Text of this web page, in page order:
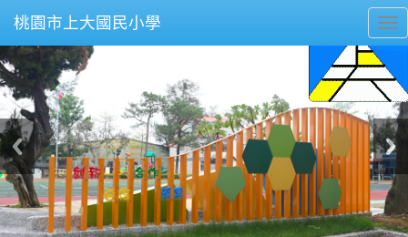
桃園市上大國民小學